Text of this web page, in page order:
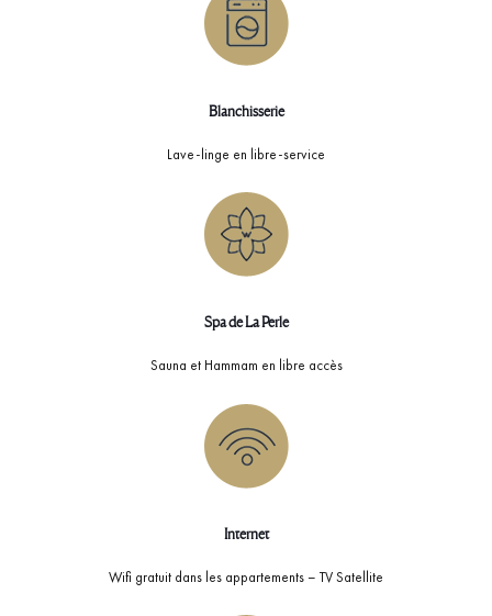
Blanchisserie
Lave-linge en libre-service
Spa de La Perle
Sauna et Hammam en libre accès
Internet
Wifi gratuit dans les appartements – TV Satellite